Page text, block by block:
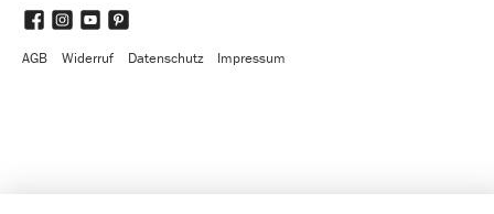
FacebookInstagram
YouTubePinterest
AGB
Widerruf Datenschutz Impressum